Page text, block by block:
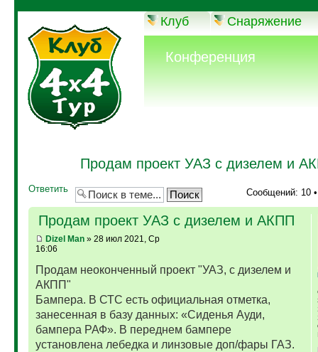
Клуб Снаряжение
Конференция
Продам проект УАЗ с дизелем и
Ответить Сообщений: 10
Продам проект УАЗ с дизелем и АКПП
Dizel Man» 28 июл 2021, Ср
16:06
Продам неоконченный проект "УАЗ, с дизелем и
АКПП"
Бампера. В СТС есть официальная отметка,
занесенная в базу данных: «Сиденья Ауди,
бампера РАФ». В переднем бампере
установлена лебедка и линзовые доп/фары ГАЗ.